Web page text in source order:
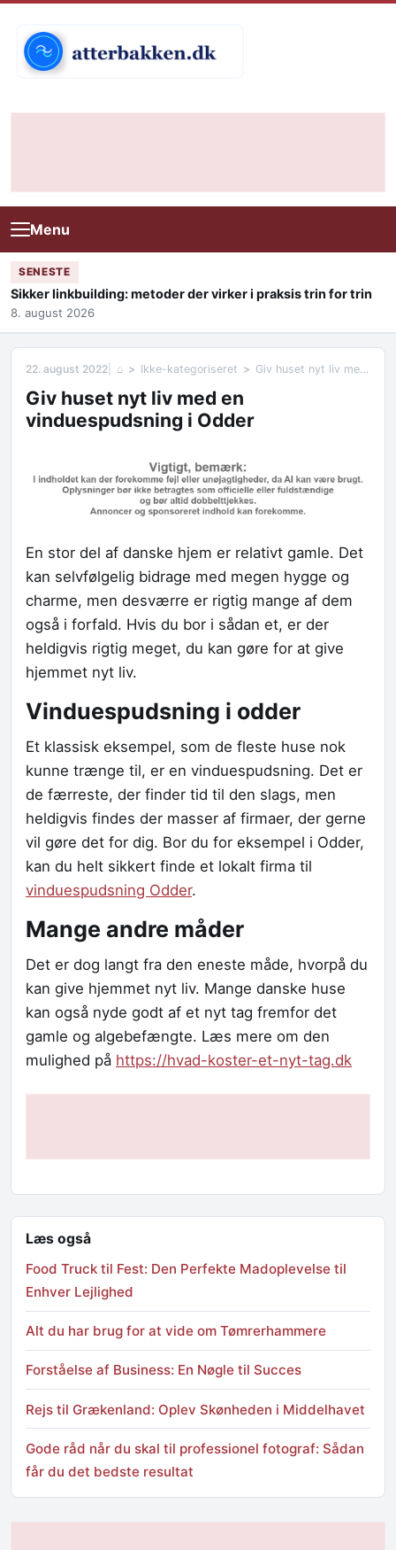
Menu
SENESTE
Sikker linkbuilding: metoder der virker i praksis trin for trin
8. august 2026
22. august 2022 ⌂ Ikke-kategoriseret Giv huset nyt liv med en vinduespudsning i Odder
Giv huset nyt liv med en
vinduespudsning i Odder
En stor del af danske hjem er relativt gamle. Det
kan selvfølgelig bidrage med megen hygge og
charme, men desværre er rigtig mange af dem
også i forfald. Hvis du bor i sådan et, er der
heldigvis rigtig meget, du kan gøre for at give
hjemmet nyt liv.
Vinduespudsning i odder
Et klassisk eksempel, som de fleste huse nok
kunne trænge til, er en vinduespudsning. Det er
de færreste, der finder tid til den slags, men
heldigvis findes der masser af firmaer, der gerne
vil gøre det for dig. Bor du for eksempel i Odder,
kan du helt sikkert finde et lokalt firma til
vinduespudsning Odder.
Mange andre måder
Det er dog langt fra den eneste måde, hvorpå du
kan give hjemmet nyt liv. Mange danske huse
kan også nyde godt af et nyt tag fremfor det
gamle og algebefængte. Læs mere om den
mulighed på https://hvad-koster-et-nyt-tag.dk
Læs også
Food Truck til Fest: Den Perfekte Madoplevelse til
Enhver Lejlighed
Alt du har brug for at vide om Tømrerhammere
Forståelse af Business: En Nøgle til Succes
Rejs til Grækenland: Oplev Skønheden i Middelhavet
Gode råd når du skal til professionel fotograf: Sådan
får du det bedste resultat